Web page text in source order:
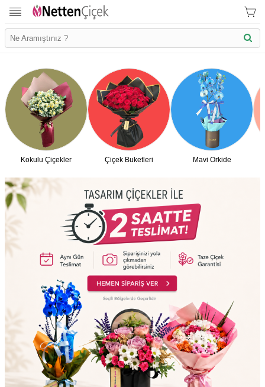
Kokulu Çiçekler Çiçek Buketleri Mavi Orkide
İletişim Bilgilerimiz
KVK Bilgilendirme
Ödeme Bllgileri
testt